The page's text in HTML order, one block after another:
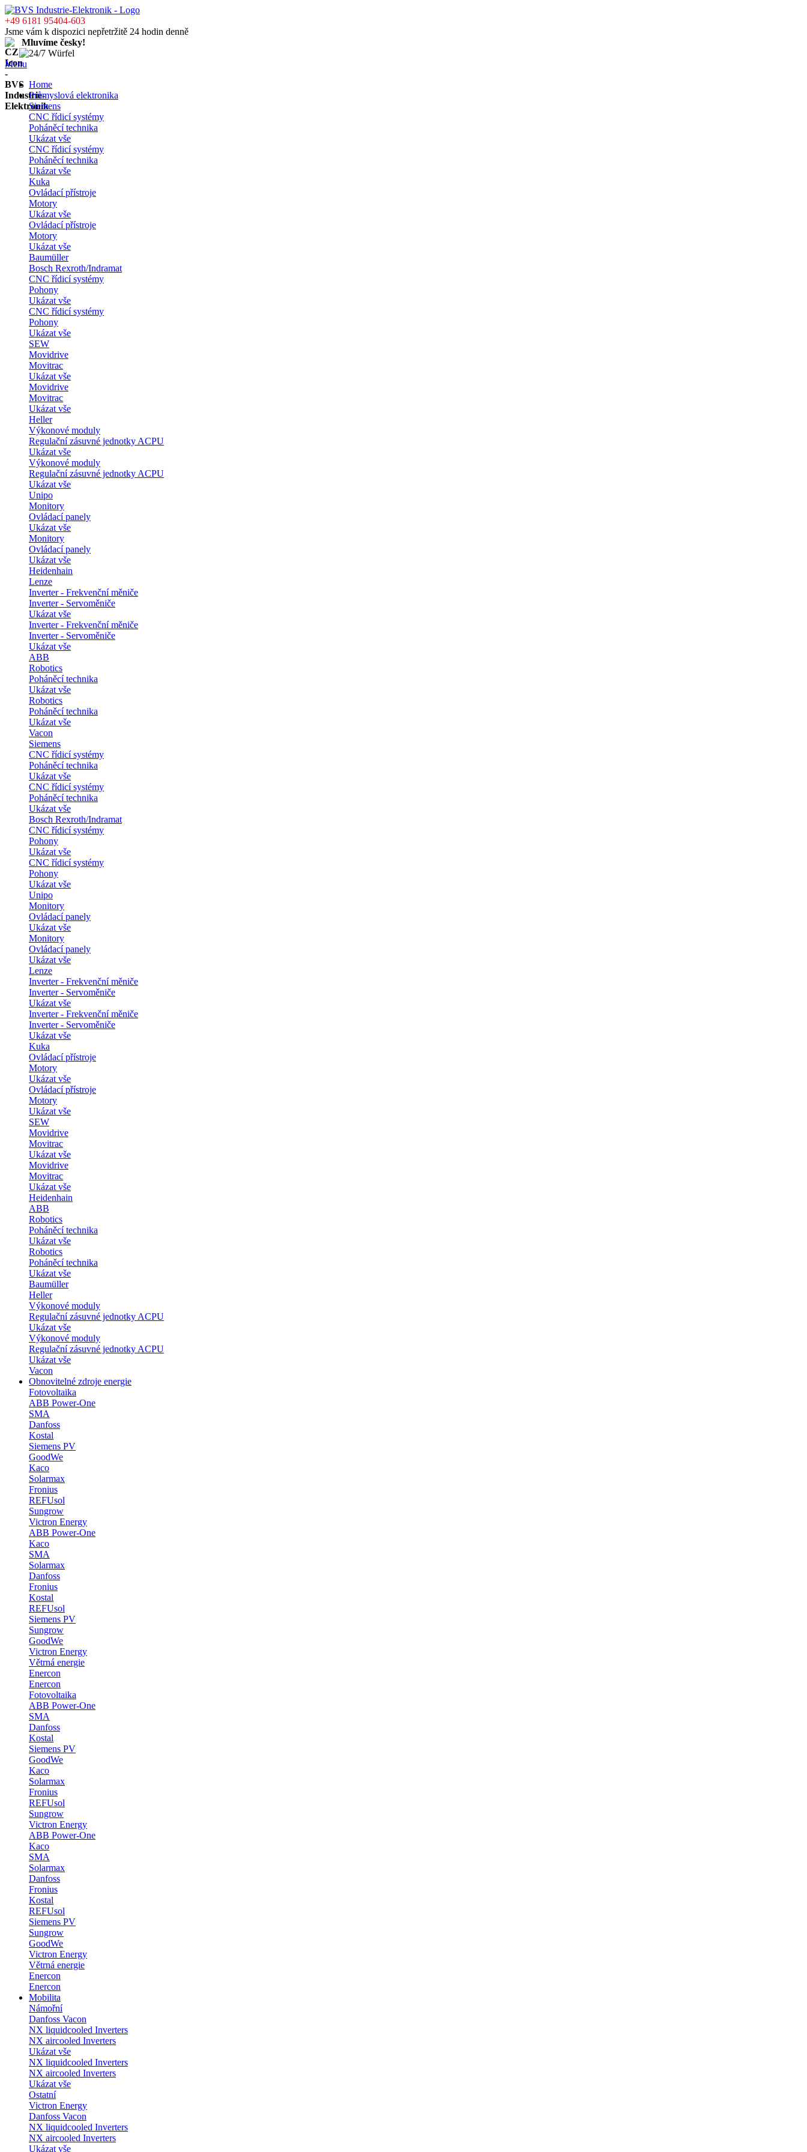
+49 6181 95404-603
Jsme vám k dispozici nepřetržitě 24 hodin denně
Mluvíme česky!
Menu
Home
Průmyslová elektronika
Siemens
CNC řídicí systémy
Poháněcí technika
Ukázat vše
CNC řídicí systémy
Poháněcí technika
Ukázat vše
Kuka
Ovládací přístroje
Motory
Ukázat vše
Ovládací přístroje
Motory
Ukázat vše
Baumüller
Bosch Rexroth/Indramat
CNC řídicí systémy
Pohony
Ukázat vše
CNC řídicí systémy
Pohony
Ukázat vše
SEW
Movidrive
Movitrac
Ukázat vše
Movidrive
Movitrac
Ukázat vše
Heller
Výkonové moduly
Regulační zásuvné jednotky ACPU
Ukázat vše
Výkonové moduly
Regulační zásuvné jednotky ACPU
Ukázat vše
Unipo
Monitory
Ovládací panely
Ukázat vše
Monitory
Ovládací panely
Ukázat vše
Heidenhain
Lenze
Inverter - Frekvenční měniče
Inverter - Servoměniče
Ukázat vše
Inverter - Frekvenční měniče
Inverter - Servoměniče
Ukázat vše
ABB
Robotics
Poháněcí technika
Ukázat vše
Robotics
Poháněcí technika
Ukázat vše
Vacon
Siemens
CNC řídicí systémy
Poháněcí technika
Ukázat vše
CNC řídicí systémy
Poháněcí technika
Ukázat vše
Bosch Rexroth/Indramat
CNC řídicí systémy
Pohony
Ukázat vše
CNC řídicí systémy
Pohony
Ukázat vše
Unipo
Monitory
Ovládací panely
Ukázat vše
Monitory
Ovládací panely
Ukázat vše
Lenze
Inverter - Frekvenční měniče
Inverter - Servoměniče
Ukázat vše
Inverter - Frekvenční měniče
Inverter - Servoměniče
Ukázat vše
Kuka
Ovládací přístroje
Motory
Ukázat vše
Ovládací přístroje
Motory
Ukázat vše
SEW
Movidrive
Movitrac
Ukázat vše
Movidrive
Movitrac
Ukázat vše
Heidenhain
ABB
Robotics
Poháněcí technika
Ukázat vše
Robotics
Poháněcí technika
Ukázat vše
Baumüller
Heller
Výkonové moduly
Regulační zásuvné jednotky ACPU
Ukázat vše
Výkonové moduly
Regulační zásuvné jednotky ACPU
Ukázat vše
Vacon
Obnovitelné zdroje energie
Fotovoltaika
ABB Power-One
SMA
Danfoss
Kostal
Siemens PV
GoodWe
Kaco
Solarmax
Fronius
REFUsol
Sungrow
Victron Energy
ABB Power-One
Kaco
SMA
Solarmax
Danfoss
Fronius
Kostal
REFUsol
Siemens PV
Sungrow
GoodWe
Victron Energy
Větrná energie
Enercon
Enercon
Fotovoltaika
ABB Power-One
SMA
Danfoss
Kostal
Siemens PV
GoodWe
Kaco
Solarmax
Fronius
REFUsol
Sungrow
Victron Energy
ABB Power-One
Kaco
SMA
Solarmax
Danfoss
Fronius
Kostal
REFUsol
Siemens PV
Sungrow
GoodWe
Victron Energy
Větrná energie
Enercon
Enercon
Mobilita
Námořní
Danfoss Vacon
NX liquidcooled Inverters
NX aircooled Inverters
Ukázat vše
NX liquidcooled Inverters
NX aircooled Inverters
Ukázat vše
Ostatní
Victron Energy
Danfoss Vacon
NX liquidcooled Inverters
NX aircooled Inverters
Ukázat vše